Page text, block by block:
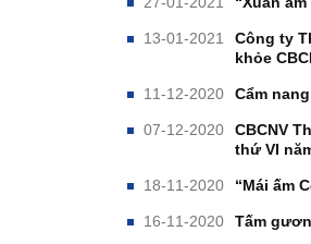
13-01-2021
Công ty
khỏe
11-12-2020 Cẩm
07-12-2020
CBCNV
thứ VI
18-11-2020 “Mái ấm
16-11-2020 Tấm